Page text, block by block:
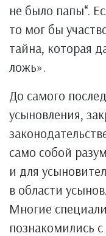
не было папы“.
то мог бы
тайна, которая
ложь».
До самого
усыновления,
само собой
и для
в области
Многие
познакомились